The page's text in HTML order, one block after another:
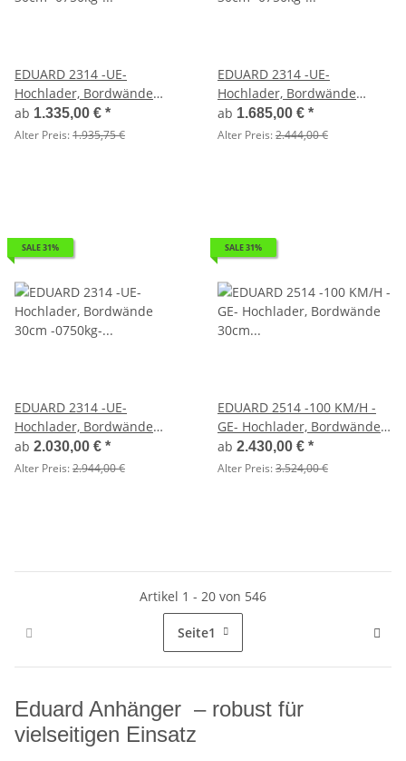
EDUARD 2314 -UE-
Hochlader, Bordwände
30cm -0750kg- Lfh: 56cm
-195/55R10
ab 1.335,00 € *
Alter Preis:1.935,75 €
EDUARD 2314 -UE-
Hochlader, Bordwände
30cm -0750kg- Lfh: 56cm
-195/55R10 mit 2314 -
ab 1.685,00 € *
Alter Preis:2.444,00 €
SALE 31%
EDUARD 2314 -UE-
Hochlader, Bordwände
30cm -0750kg- Lfh: 56cm
-195/55R10 mit Hochplane
ab 2.030,00 € *
Alter Preis:2.944,00 €
SALE 31%
EDUARD 2514 -100 KM/H -
GE- Hochlader, Bordwände
30cm -1350kg- Lfh: 63cm
-195/50R13 mit Hochplane
ab 2.430,00 € *
Alter Preis:3.524,00 €
Artikel 1 - 20 von 546
Seite1
Eduard Anhänger – robust für
vielseitigen Einsatz